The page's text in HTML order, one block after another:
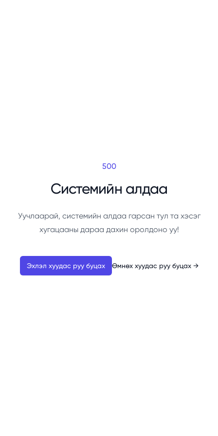
500
Системийн алдаа
Уучлаарай, системийн алдаа гарсан тул та хэсэг
хугацааны дараа дахин оролдоно уу!
Эхлэл хуудас руу буцах Өмнөх хуудас руу буцах →